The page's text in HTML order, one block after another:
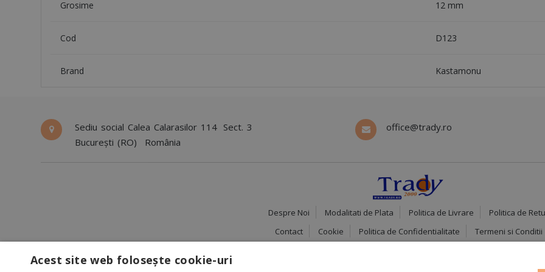
Grosime 12 mm
Cod D123
Brand Kastamonu
Sediu social Calea Calarasilor 114 Sect. 3
București (RO)
România
office@trady.ro
Despre Noi Modalitati de Plata Politica de Livrare
Politica de
Contact
Cookie Politica de Confidentialitate Termeni si Conditii
Acest site web folosește cookie-uri